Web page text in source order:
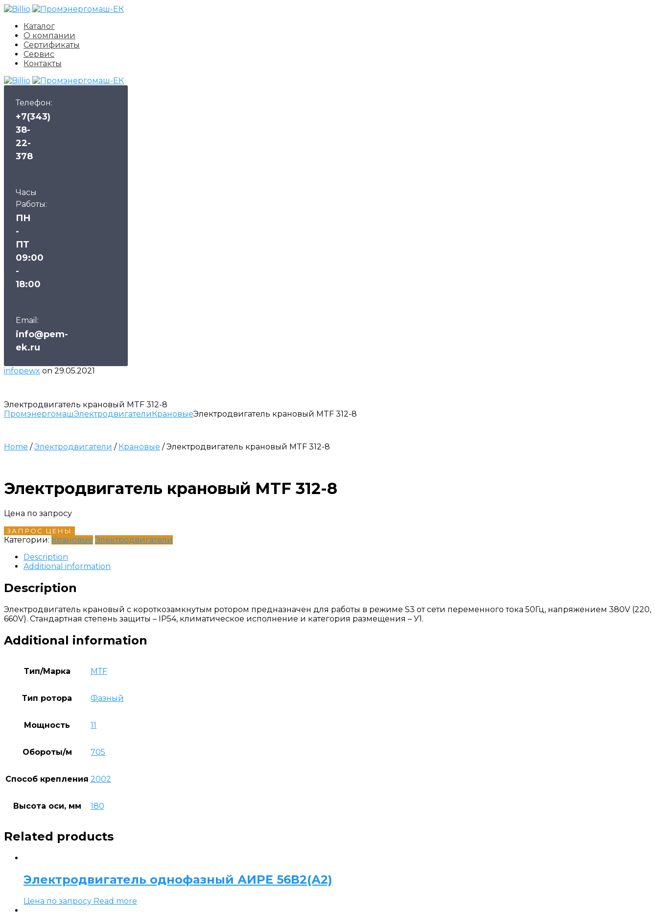
Каталог
О компании
Сертификаты
Сервис
Контакты
Телефон:
+7(343)
38-
22-
378
Часы
Работы:
ПН
-
ПТ
09:00
-
18:00
Email:
info@pem-
ek.ru
infopewx on 29.05.2021
Электродвигатель крановый MTF 312-8
ПромэнергомашЭлектродвигателиКрановыеЭлектродвигатель крановый MTF 312-8
Home /Электродвигатели / Крановые / Электродвигатель крановый MTF 312-8
Электродвигатель крановый MTF 312-8
Цена по запросу
ЗАПРОС ЦЕНЫ
Категории: Крановые Электродвигатели
Description
Additional information
Description
Электродвигатель крановый с короткозамкнутым ротором предназначен для работы в режиме S3 от сети переменного тока 50Гц, напряжением 380V (220,
660V). Стандартная степень защиты – IP54, климатическое исполнение и категория размещения – У1.
Additional information
Тип/Марка МТF
Тип ротора Фазный
Мощность 11
Обороты/м 705
Способ крепления 2002
Высота оси, мм 180
Related products
Электродвигатель однофазный АИРЕ 56В2(А2)
Цена по запросу Read more